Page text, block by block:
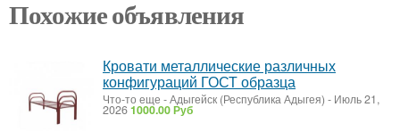
Похожие объявления
Кровати металлические различных
конфигураций ГОСТ образца
Что-то еще -Адыгейск (Республика Адыгея) - Июль 21,
20261000.00 Руб